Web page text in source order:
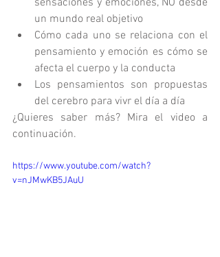
sensaciones y emociones, NO desde
un mundo real objetivo
Cómo cada uno se relaciona con el
pensamiento y emoción es cómo se
afecta el cuerpo y la conducta
Los pensamientos son propuestas
del cerebro para vivr el día a día
¿Quieres saber más? Mira el video a
continuación.
https://www.youtube.com/watch?
v=nJMwKB5JAuU